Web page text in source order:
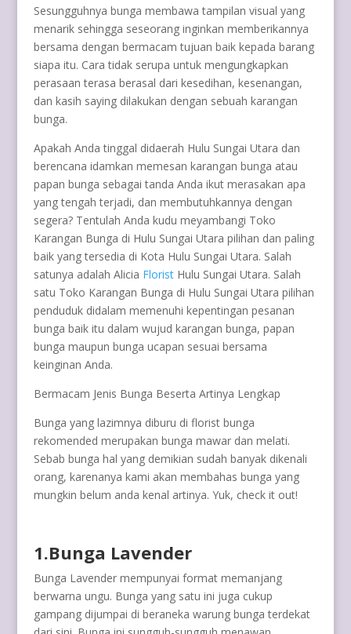
Sesungguhnya bunga membawa tampilan visual yang
menarik sehingga seseorang inginkan memberikannya
bersama dengan bermacam tujuan baik kepada barang
siapa itu. Cara tidak serupa untuk mengungkapkan
perasaan terasa berasal dari kesedihan, kesenangan,
dan kasih saying dilakukan dengan sebuah karangan
bunga.
Apakah Anda tinggal didaerah Hulu Sungai Utara dan
berencana idamkan memesan karangan bunga atau
papan bunga sebagai tanda Anda ikut merasakan apa
yang tengah terjadi, dan membutuhkannya dengan
segera? Tentulah Anda kudu meyambangi Toko
Karangan Bunga di Hulu Sungai Utara pilihan dan paling
baik yang tersedia di Kota Hulu Sungai Utara. Salah
satunya adalah Alicia FloristHulu Sungai Utara. Salah
satu Toko Karangan Bunga di Hulu Sungai Utara pilihan
penduduk didalam memenuhi kepentingan pesanan
bunga baik itu dalam wujud karangan bunga, papan
bunga maupun bunga ucapan sesuai bersama
keinginan Anda.
Bermacam Jenis Bunga Beserta Artinya Lengkap
Bunga yang lazimnya diburu di florist bunga
rekomended merupakan bunga mawar dan melati.
Sebab bunga hal yang demikian sudah banyak dikenali
orang, karenanya kami akan membahas bunga yang
mungkin belum anda kenal artinya. Yuk, check it out!
1.Bunga Lavender
Bunga Lavender mempunyai format memanjang
berwarna ungu. Bunga yang satu ini juga cukup
gampang dijumpai di beraneka warung bunga terdekat